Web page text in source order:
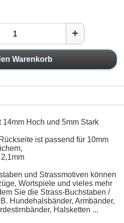
+
Warenkorb
14mm Hoch und 5mm Stark
ist passend für 10mm
und Strassmotiven können
Wortspiele und vieles mehr
Sie die Strass-Buchstaben /
Hundehalsbänder, Armbänder,
Halsketten ...